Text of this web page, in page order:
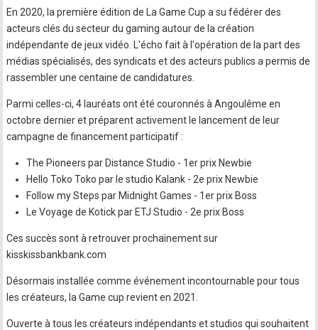
En 2020, la première édition de La Game Cup a su fédérer des
acteurs clés du secteur du gaming autour de la création
indépendante de jeux vidéo. L'écho fait à l'opération de la part des
médias spécialisés, des syndicats et des acteurs publics a permis de
rassembler une centaine de candidatures.
Parmi celles-ci, 4 lauréats ont été couronnés à Angoulême en
octobre dernier et préparent activement le lancement de leur
campagne de financement participatif :
The Pioneers par Distance Studio - 1er prix Newbie
Hello Toko Toko par le studio Kalank - 2e prix Newbie
Follow my Steps par Midnight Games - 1er prix Boss
Le Voyage de Kotick par ETJ Studio - 2e prix Boss
Ces succès sont à retrouver prochainement sur
kisskissbankbank.com
Désormais installée comme événement incontournable pour tous
les créateurs, la Game cup revient en 2021.
Ouverte à tous les créateurs indépendants et studios qui souhaitent